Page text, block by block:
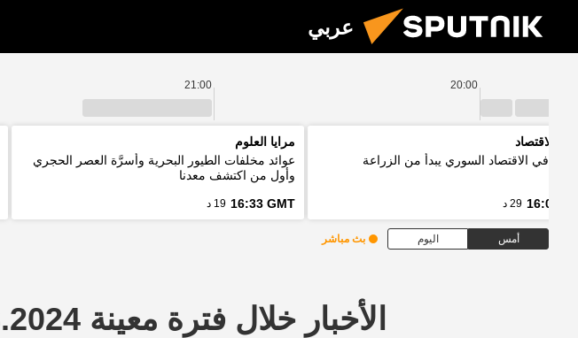
عربي
20:00
21:00
الاقتصاد
تعافي الاقتصاد السوري يبدأ من الزراعة
16:03 29 د
مرايا العلوم
عوائد مخلفات الطيور البحرية وأسرَّة العصر الحجري
وأول من اكتشف معدنا
16:33 GMT 19 د
أمس اليوم بث مباشر
الأخبار خلال فترة معينة 24.03.2024